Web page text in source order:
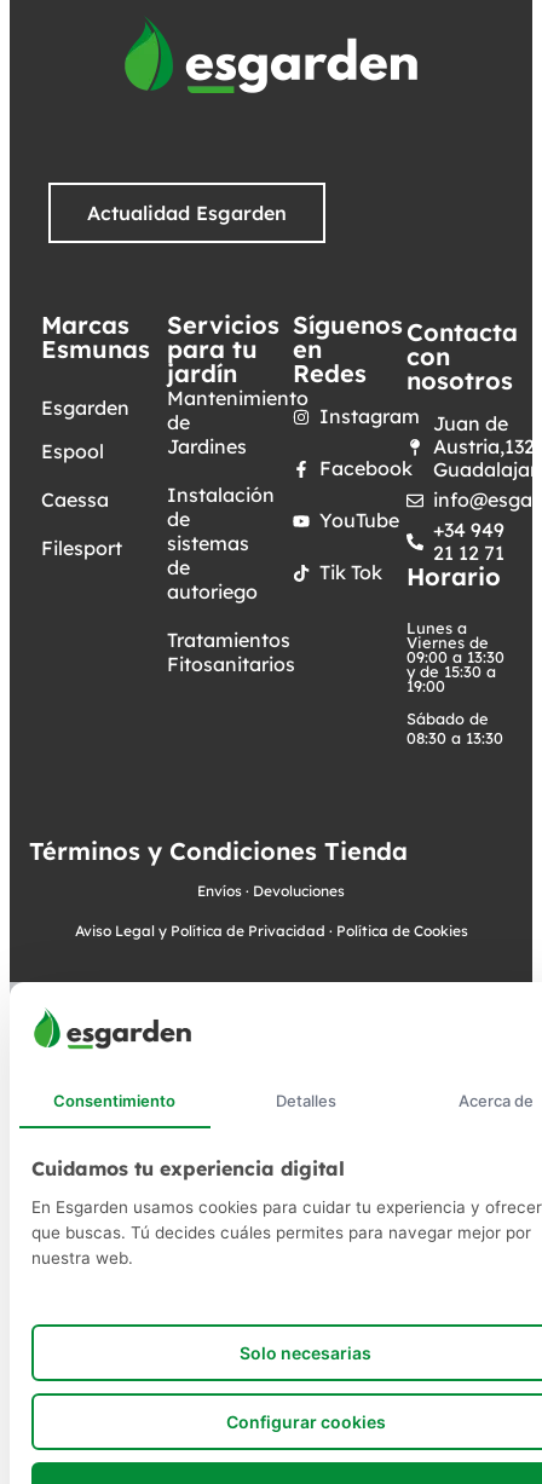
Actualidad Esgarden
Marcas
Esmunas
Esgarden
Espool
Caessa
Filesport
Servicios
para tu
jardín
Mantenimiento
de
Jardines
Instalación
de
sistemas
de
autoriego
Tratamientos
Fitosanitarios
Síguenos
en
Redes
Instagram
Facebook
YouTube
Tik Tok
Contacta
con
nosotros
Juan de
Austria,132.
+34 949
21 12 71
Horario
Lunes a
Viernes de
09:00 a 13:30
y de 15:30 a
19:00
Sábado de
08:30 a 13:30
Términos y Condiciones Tienda
Envíos · Devoluciones
Aviso Legal y Política de Privacidad · Política de Cookies
Consentimiento Detalles Acerca de
Cuidamos tu experiencia digital
En Esgarden usamos cookies para cuidar tu experiencia y
que buscas. Tú decides cuáles permites para navegar mejor por
nuestra web.
Solo necesarias
Configurar cookies